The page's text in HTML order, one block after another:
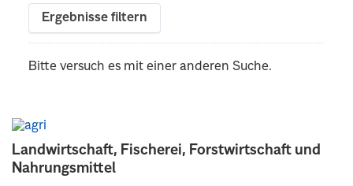
Landwirtschaft, Fischerei, Forstwirtschaft und
Nahrungsmittel
Ergebnisse filtern
Bitte versuch es mit einer anderen Suche.